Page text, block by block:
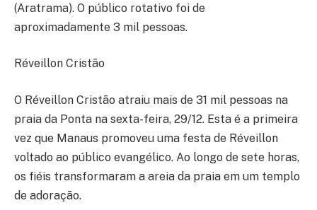
(Aratrama). O público rotativo foi de
aproximadamente 3 mil pessoas.
Réveillon Cristão
O Réveillon Cristão atraiu mais de 31 mil pessoas na
praia da Ponta na sexta-feira, 29/12. Esta é a primeira
vez que Manaus promoveu uma festa de Réveillon
voltado ao público evangélico. Ao longo de sete horas,
os fiéis transformaram a areia da praia em um templo
de adoração.